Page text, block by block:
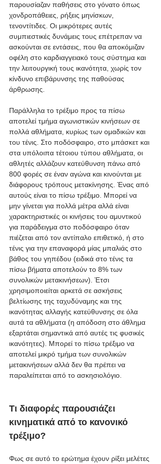
παρουσίαζαν παθήσεις στο γόνατο όπως
χονδροπάθειες, ρήξεις μηνίσκων,
τενοντίτιδες. Οι μικρότερες αυτές
συμπιεστικές δυνάμεις τους επέτρεπαν να
ασκούνται σε εντάσεις, που θα αποκόμιζαν
οφέλη στο καρδιαγγειακό τους σύστημα και
την λειτουργική τους ικανότητα, χωρίς τον
κίνδυνο επιβάρυνσης της παθούσας
άρθρωσης.
Παράλληλα το τρέξιμο προς τα πίσω
αποτελεί τμήμα αγωνιστικών κινήσεων σε
πολλά αθλήματα, κυρίως των ομαδικών και
του τένις. Στο ποδόσφαιρο, στο μπάσκετ και
στα υπόλοιπα τέτοιου τύπου αθλήματα, οι
αθλητές αλλάζουν κατεύθυνση πάνω από
800 φορές σε έναν αγώνα και κινούνται με
διάφορους τρόπους μετακίνησης. Ένας από
αυτούς είναι το πίσω τρέξιμο. Μπορεί να
μην γίνεται για πολλά μέτρα αλλά είναι
χαρακτηριστικές οι κινήσεις του αμυντικού
για παράδειγμα στο ποδόσφαιρο όταν
πιέζεται από τον αντίπαλο επιθετικό, ή στο
τένις για την επαναφορά μίας μπαλιάς στο
βάθος του γηπέδου (ειδικά στο τένις τα
πίσω βήματα αποτελούν το 8% των
συνολικών μετακινήσεων). Έτσι
χρησιμοποιείται αρκετά σε ασκήσεις
βελτίωσης της ταχυδύναμης και της
ικανότητας αλλαγής κατεύθυνσης σε όλα
αυτά τα αθλήματα (η απόδοση στο άθλημα
εξαρτάται σημαντικά από αυτές τις φυσικές
ικανότητες). Μπορεί το πίσω τρέξιμο να
αποτελεί μικρό τμήμα των συνολικών
μετακινήσεων αλλά δεν θα πρέπει να
παραλείπεται από το ασκησιολόγιο.
Τι διαφορές παρουσιάζει
κινηματικά από το κανονικό
τρέξιμο?
Φως σε αυτό το ερώτημα έχουν ρίξει μελέτες